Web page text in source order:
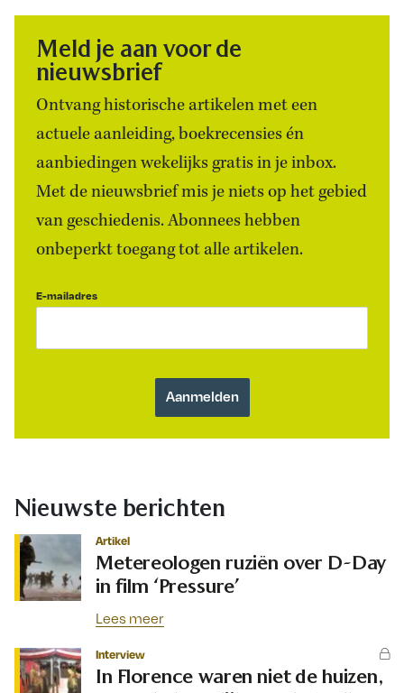
Meld je aan voor de
nieuwsbrief
Ontvang historische artikelen met een
actuele aanleiding, boekrecensies én
aanbiedingen wekelijks gratis in je inbox.
Met de nieuwsbrief mis je niets op het gebied
van geschiedenis. Abonnees hebben
onbeperkt toegang tot alle artikelen.
E-mailadres
Nieuwste berichten
Artikel
Metereologen ruziën over D-Day
in film ‘Pressure’
Lees meer
Interview
In Florence waren niet de huizen,